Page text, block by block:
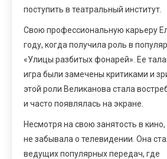
поступить в театральный институт.
Свою профессиональную карьеру
году, когда получила роль в
«Улицы разбитых фонарей». Ее
игра были замечены критиками и
этой роли Великанова стала
и часто появлялась на экране.
Несмотря на свою занятость в
не забывала о телевидении. Она
ведущих популярных передач, где